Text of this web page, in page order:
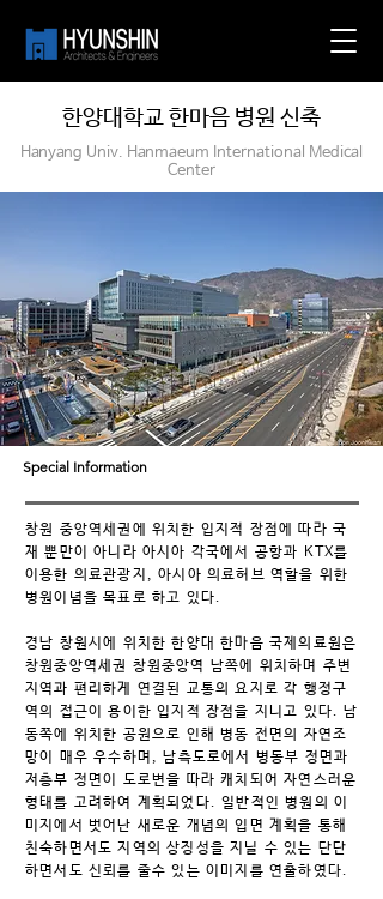
한양대학교 한마음 병원 신축
Hanyang Univ. Hanmaeum International Medical
Center
Special Information
창원 중앙역세권에 위치한 입지적 장점에 따라 국
재 뿐만이 아니라 아시아 각국에서 공항과 KTX를
이용한 의료관광지, 아시아 의료허브 역할을 위한
병원이념을 목표로 하고 있다.
경남 창원시에 위치한 한양대 한마음 국제의료원은
창원중앙역세권 창원중앙역 남쪽에 위치하며 주변
지역과 편리하게 연결된 교통의 요지로 각 행정구
역의 접근이 용이한 입지적 장점을 지니고 있다. 남
동쪽에 위치한 공원으로 인해 병동 전면의 자연조
망이 매우 우수하며, 남측도로에서 병동부 정면과
저층부 정면이 도로변을 따라 캐치되어 자연스러운
형태를 고려하여 계획되었다. 일반적인 병원의 이
미지에서 벗어난 새로운 개념의 입면 계획을 통해
친숙하면서도 지역의 상징성을 지닐 수 있는 단단
하면서도 신뢰를 줄수 있는 이미지를 연출하였다.